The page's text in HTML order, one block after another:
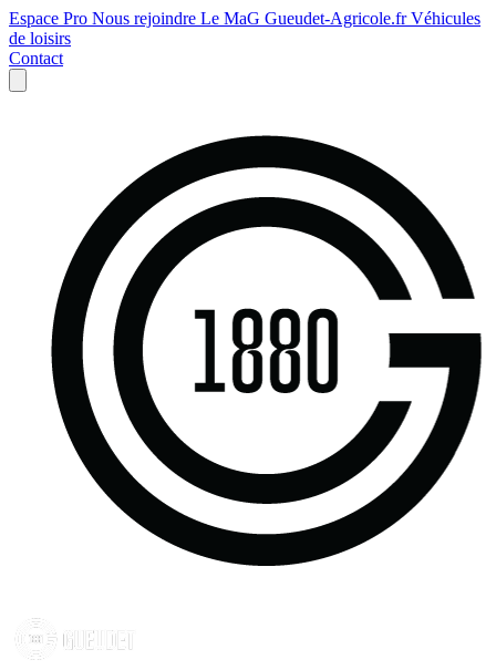
Espace Pro Nous rejoindre Le MaG Gueudet-Agricole.frVéhicules
de loisirs
Contact